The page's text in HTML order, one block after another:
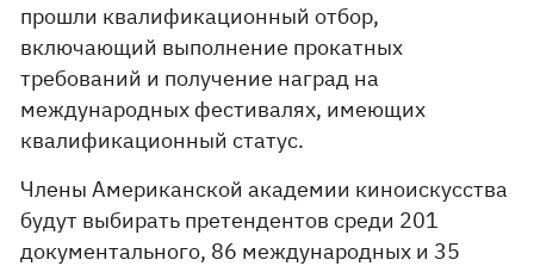
прошли квалификационный отбор,
включающий выполнение прокатных
требований и получение наград на
международных фестивалях, имеющих
квалификационный статус.
Члены Американской академии киноискусства
будут выбирать претендентов среди 201
документального, 86 международных и 35